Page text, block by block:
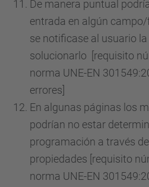
De manera puntual
entrada en algún
se notificase al usuario
solucionarlo [requisito
norma UNE-EN
errores]
En algunas páginas los
podrían no estar
programación a través
propiedades [requisito
norma UNE-EN